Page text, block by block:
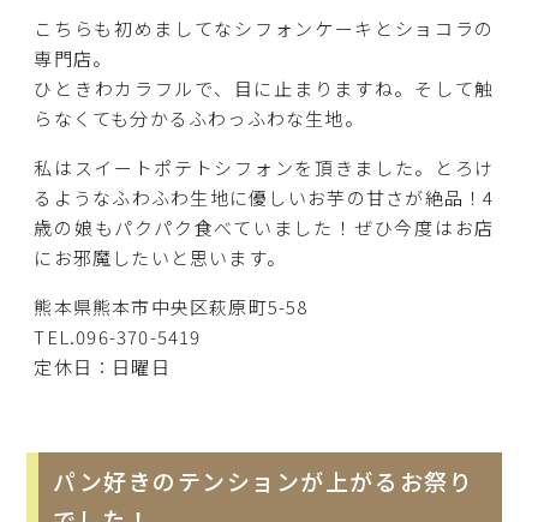
こちらも初めましてなシフォンケーキとショコラの
専門店。
ひときわカラフルで、目に止まりますね。そして触
らなくても分かるふわっふわな生地。
私はスイートポテトシフォンを頂きました。とろけ
るようなふわふわ生地に優しいお芋の甘さが絶品！4
歳の娘もパクパク食べていました！ぜひ今度はお店
にお邪魔したいと思います。
熊本県熊本市中央区萩原町5-58
TEL.096-370-5419
定休日：日曜日
パン好きのテンションが上がるお祭り